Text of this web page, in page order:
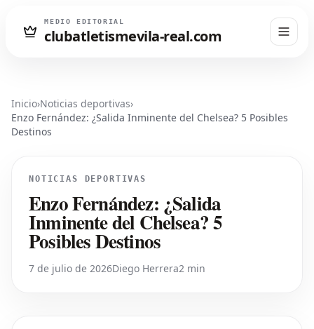
MEDIO EDITORIAL
clubatletismevila-real.com
Inicio›Noticias deportivas›
Enzo Fernández: ¿Salida Inminente del Chelsea? 5 Posibles
Destinos
NOTICIAS DEPORTIVAS
Enzo Fernández: ¿Salida
Inminente del Chelsea? 5
Posibles Destinos
7 de julio de 2026Diego Herrera2 min